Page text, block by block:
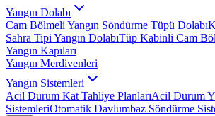
Yangın Dolabı
Cam Bölmeli Yangın Söndürme Tüpü Dolabı
Sahra Tipi Yangın DolabıTüp Kabinli Cam
Yangın Kapıları
Yangın Merdivenleri
Yangın Sistemleri
Acil Durum Kat Tahliye PlanlarıAcil Durum
SistemleriOtomatik Davlumbaz Söndürme